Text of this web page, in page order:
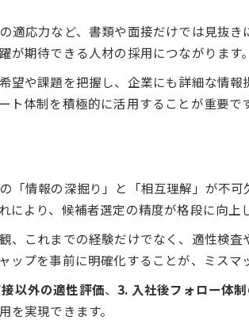
介会社大手ランキングの活用メリット
介エージェント違いを知る重要性とは
介で得られる無料サポートの実態解説
つ人材紹介見極め基準とは
介と他サービスの違いを知る意義
介免許の有無と現場での安心感の関係
介営業の実態と信頼できる選び方
違いを知り最適なサポート選び
紹介エージェント違いが採用結果に与え
介会社ベンチャーと大手の比較ポイント
応力など、書類や面接だけでは見抜
期待できる人材の採用につながります。
や課題を把握し、企業にも詳細な情
体制を積極的に活用することが重要です
「情報の深掘り」と「相互理解」が不
より、候補者選定の精度が格段に向上し
これまでの経験だけでなく、適性検
プを事前に明確化することが、ミスマ
以外の適性評価、3. 入社後フォロー体
実現できます。